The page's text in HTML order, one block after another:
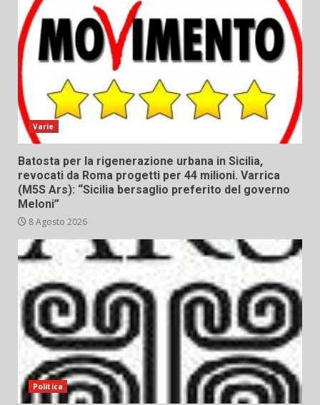
Varie
Batosta per la rigenerazione urbana in Sicilia,
revocati da Roma progetti per 44 milioni. Varrica
(M5S Ars): “Sicilia bersaglio preferito del governo
Meloni”
8 Agosto 2026
Politica